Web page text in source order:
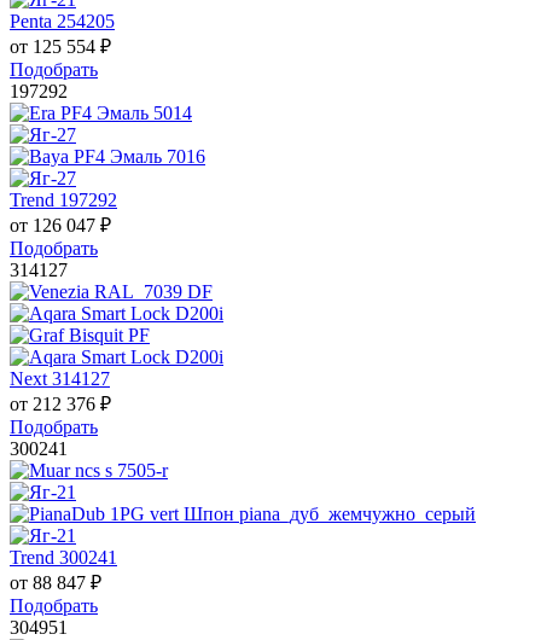
Penta 254205
от 125 554 ₽
Подобрать
197292
Trend 197292
от 126 047 ₽
Подобрать
314127
Next 314127
от 212 376 ₽
Подобрать
300241
Trend 300241
от 88 847 ₽
Подобрать
304951